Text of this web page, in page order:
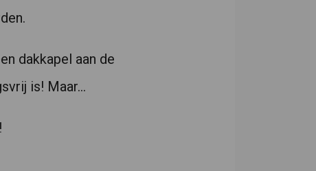
dakkapel aan de
is! Maar…